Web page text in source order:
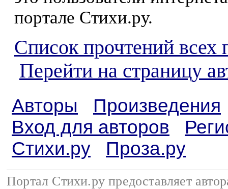
портале Стихи.ру.
Список прочтений всех
Перейти на страницу
Авторы
Произведения
Вход для авторов
Стихи.ру
Проза.ру
Портал Стихи.ру предоставляет